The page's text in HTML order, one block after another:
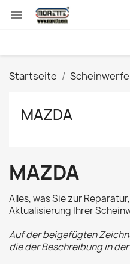

Startseite
MAZDA
MAZDA
Alles, was Sie zur
Aktualisierung Ihrer
Auf der beigefügten
die der Beschreibung in